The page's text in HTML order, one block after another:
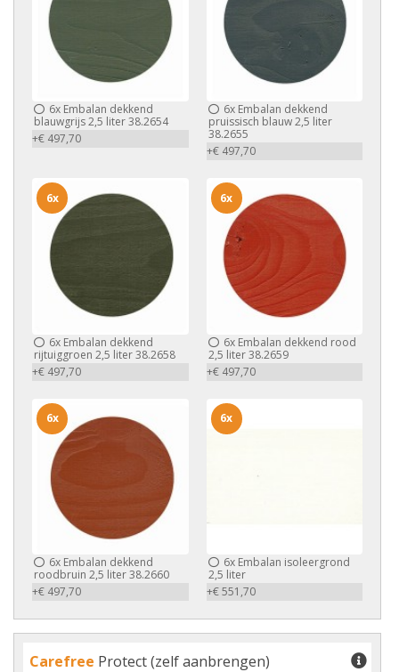
6x Embalan dekkend
blauwgrijs 2,5 liter 38.2654
+€ 497,70
6xEmbalan dekkend
pruissisch blauw 2,5 liter
38.2655
+€ 497,70
6x Embalan dekkend
rijtuiggroen 2,5 liter 38.2658
+€ 497,70
6x
6xEmbalan dekkend rood
2,5 liter 38.2659
+€ 497,70
6x
6x Embalan dekkend
roodbruin 2,5 liter 38.2660
+€ 497,70
6x
6xEmbalan isoleergrond
2,5 liter
+€ 551,70
6x
Carefree Protect (zelf aanbrengen)